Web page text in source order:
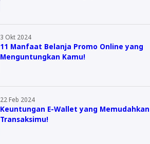
3 Okt 2024
11 Manfaat Belanja Promo Online yang
Menguntungkan Kamu!
22 Feb 2024
Keuntungan E-Wallet yang Memudahkan
Transaksimu!